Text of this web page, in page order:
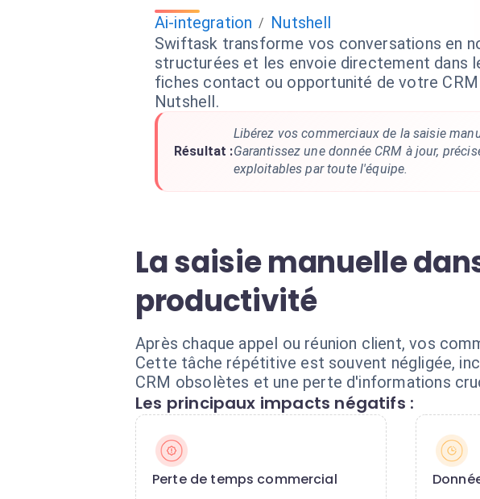
Ai-integration / Nutshell
Swiftask transforme vos conversations en
structurées et les envoie directement dans
fiches contact ou opportunité de votre CRM
Nutshell.
Résultat :
Libérez vos commerciaux de la saisie
Garantissez une donnée CRM à jour,
exploitables par toute l'équipe.
La saisie manuelle
productivité
Après chaque appel ou réunion client, vos
Cette tâche répétitive est souvent négligée,
CRM obsolètes et une perte d'informations
Les principaux impacts négatifs :
Perte de temps commercial